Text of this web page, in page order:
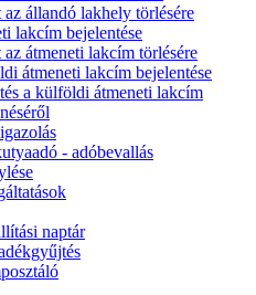
az állandó lakhely törlésére
lakcím bejelentése
az átmeneti lakcím törlésére
átmeneti lakcím bejelentése
a külföldi átmeneti lakcím
- adóbevallás
naptár